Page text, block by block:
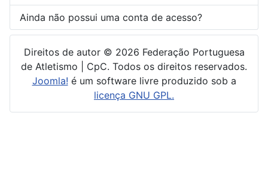
Ainda não possui uma conta de acesso?
Direitos de autor © 2026 Federação Portuguesa
de Atletismo | CpC. Todos os direitos reservados.
Joomla! é um software livre produzido sob a
licença GNU GPL.